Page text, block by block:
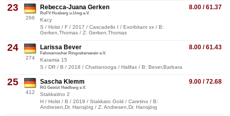
23
266
8.00 / 61.37
Rebecca-Juana Gerken
RuFV Husberg u.Umg.e.V.
Kacy
S / Holst / F / 2017 / Cascadello I / Exorbitant xx / B:
Gerken,Thomas / Z: Gerken,Thomas
24
274
8.00 / 61.43
Larissa Bever
Fehmarnscher Ringreiterverein e.V.
Karamia 15
S / DR / B / 2018 / Chattanooga / Halifax / B: Bever,Barbara
25
412
9.00 / 72.68
Sascha Klemm
RG Gestüt Heidberg e.V.
Stakkatino 2
H / Holst / B / 2019 / Stakkato Gold / Caretino / B:
Andresen,Dr. Hansjörg / Z: Andresen,Dr. Hansjörg